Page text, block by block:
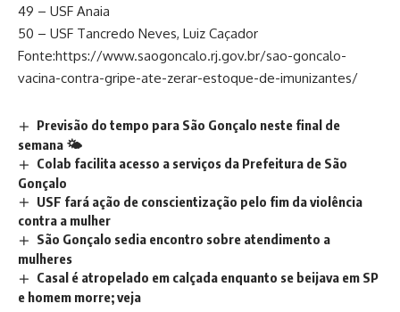
49 – USF Anaia
50 – USF Tancredo Neves, Luiz Caçador
Fonte:https://www.saogoncalo.rj.gov.br/sao-goncalo-
vacina-contra-gripe-ate-zerar-estoque-de-imunizantes/
Previsão do tempo para São Gonçalo neste final de
semana 🌤️
Colab facilita acesso a serviços da Prefeitura de São
Gonçalo
USF fará ação de conscientização pelo fim da violência
contra a mulher
São Gonçalo sedia encontro sobre atendimento a
mulheres
Casal é atropelado em calçada enquanto se beijava em SP
e homem morre; veja